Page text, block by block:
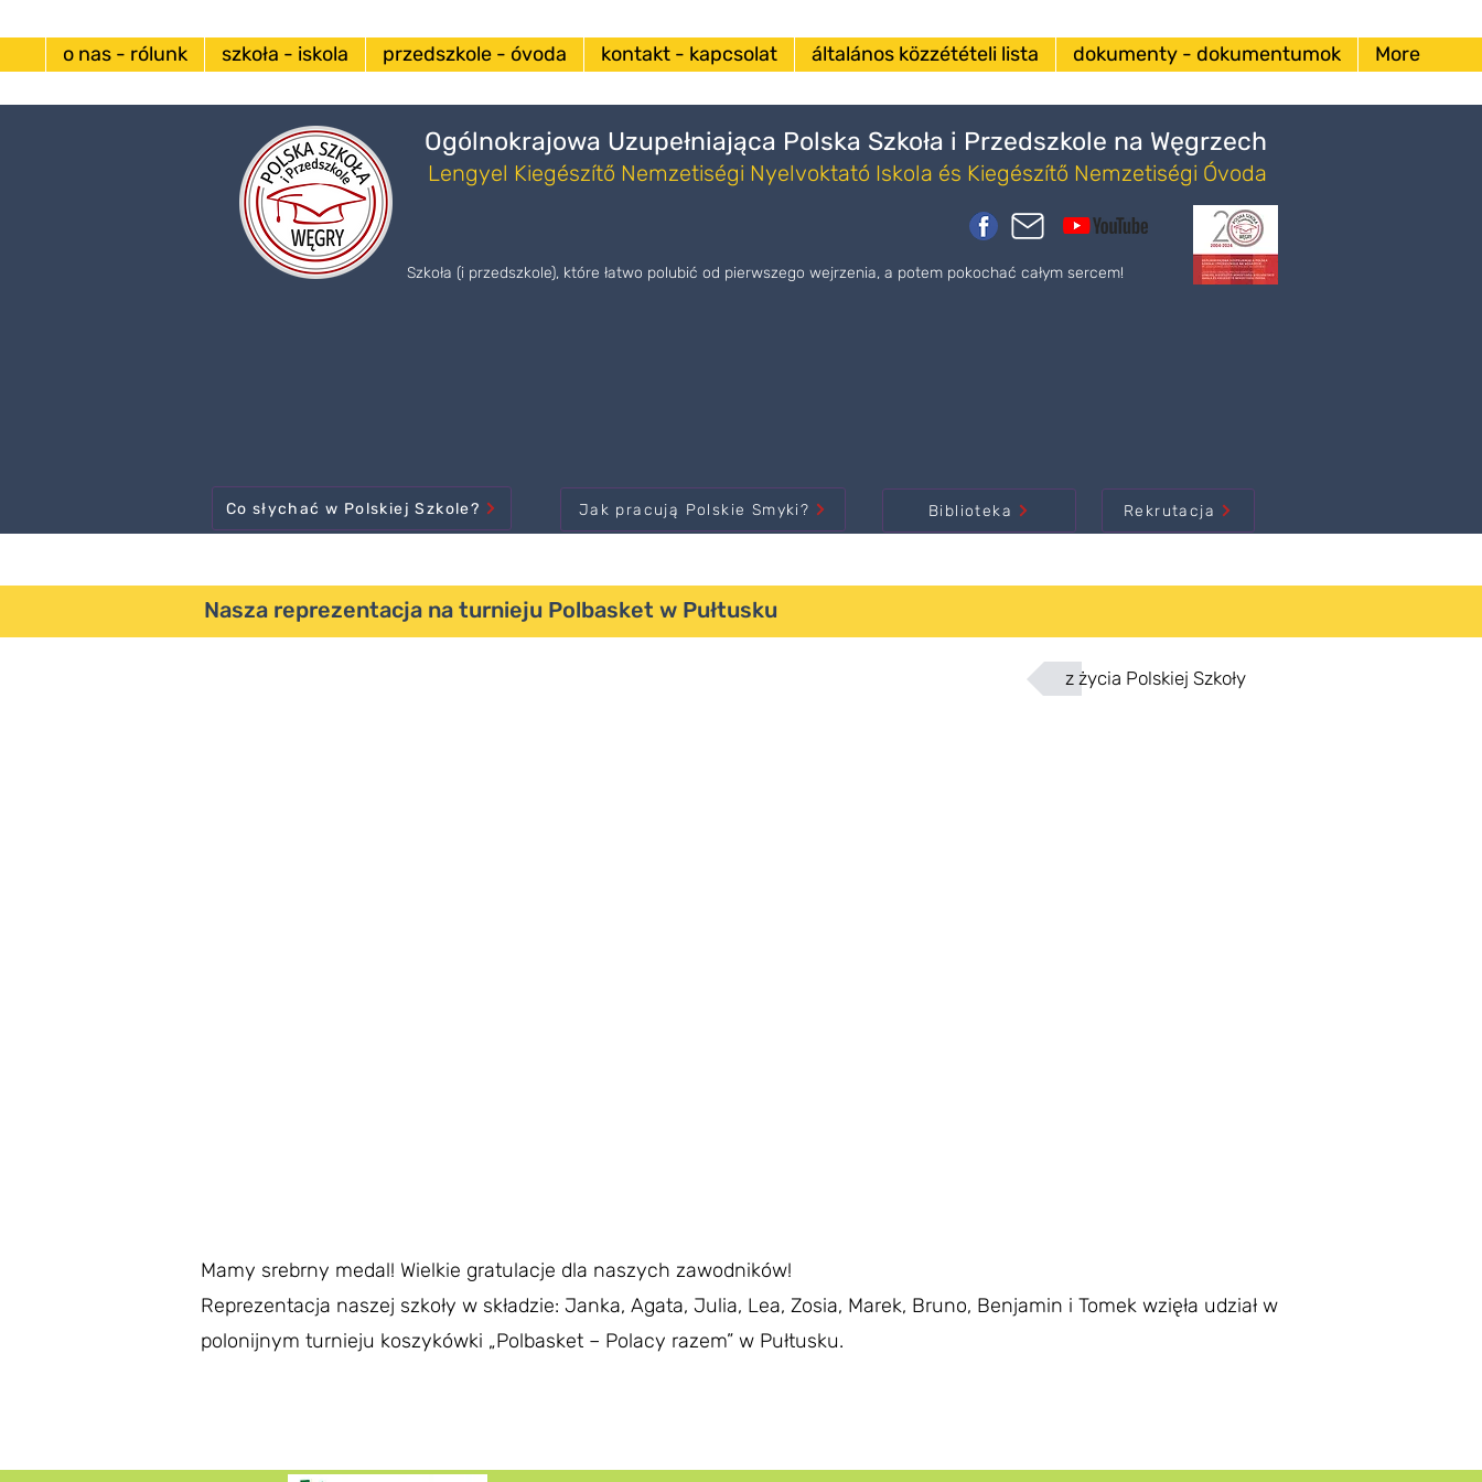
o nas - rólunk szkoła - iskola przedszkole - óvoda kontakt - kapcsolat általános közzétételi lista dokumenty - dokumentumok More
z życia Polskiej Szkoły
Mamy srebrny medal! Wielkie gratulacje dla naszych zawodników!
Reprezentacja naszej szkoły w składzie: Janka, Agata, Julia, Lea, Zosia, Marek, Bruno, Benjamin i Tomek wzięła udział w
polonijnym turnieju koszykówki „Polbasket – Polacy razem” w Pułtusku.
Nasza reprezentacja na turnieju Polbasket w Pułtusku
Szkoła (i przedszkole), które łatwo polubić od pierwszego wejrzenia, a potem pokochać całym sercem!
Co słychać w Polskiej Szkole? Jak pracują Polskie Smyki? Biblioteka Rekrutacja
Ogólnokrajowa Uzupełniająca Polska Szkoła i Przedszkole na Węgrzech
Lengyel Kiegészítő Nemzetiségi Nyelvoktató Iskola és Kiegészítő Nemzetiségi Óvoda